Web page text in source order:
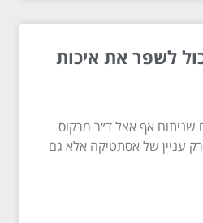
לשפר את איכות
שניתוח אף אצל ד״ר מרקוס
עניין של אסתטיקה אלא גם